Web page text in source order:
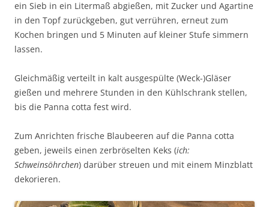
ein Sieb in ein Litermaß abgießen, mit Zucker und Agartine
in den Topf zurückgeben, gut verrühren, erneut zum
Kochen bringen und 5 Minuten auf kleiner Stufe simmern
lassen.
Gleichmäßig verteilt in kalt ausgespülte (Weck-)Gläser
gießen und mehrere Stunden in den Kühlschrank stellen,
bis die Panna cotta fest wird.
Zum Anrichten frische Blaubeeren auf die Panna cotta
geben, jeweils einen zerbröselten Keks (ich:
Schweinsöhrchen) darüber streuen und mit einem Minzblatt
dekorieren.